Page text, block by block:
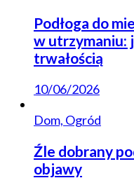
Podłoga do
w utrzymaniu:
trwałością
10/06/2026
Dom, Ogród
Źle dobrany
objawy